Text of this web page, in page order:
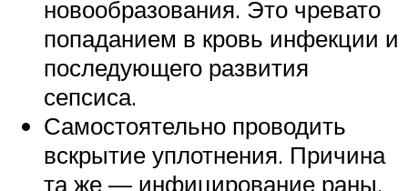
новообразования. Это чревато
попаданием в кровь инфекции и
последующего развития
сепсиса.
Самостоятельно проводить
вскрытие уплотнения. Причина
та же — инфицирование раны.